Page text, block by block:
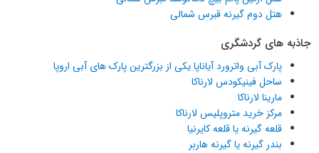
هتل دوم گیرنه قبرس شمالی
جاذبه های گردشگری
پارک آبی واترورد آیاناپا یکی از بزرگترین پارک های آبی اروپا
ساحل فینیکودس لارناکا
مارینا لارناکا
مرکز خرید متروپلیس لارناکا
قلعه گیرنه یا قلعه کایرنیا
بندر گیرنه یا گیرنه هاربر